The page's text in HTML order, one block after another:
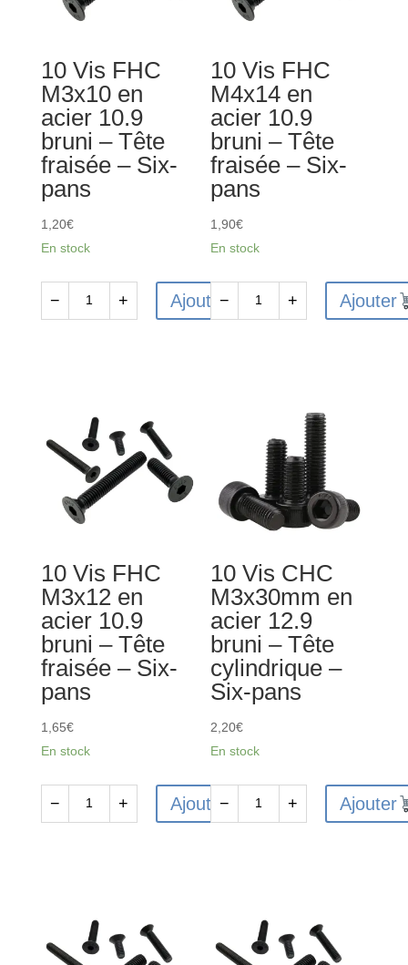
10 Vis FHC
M3x10 en
acier 10.9
bruni – Tête
fraisée – Six-
pans
1,20€
En stock
en
10.9
Tête
fraisée
-
Six-
pans
− + Ajouter
10 Vis FHC
M4x14 en
acier 10.9
bruni – Tête
fraisée – Six-
pans
1,90€
En stock
10.9
bruni
Tête
fraisée
-
Six-
pans
− + Ajouter
10 Vis FHC
M3x12 en
acier 10.9
bruni – Tête
fraisée – Six-
pans
1,65€
En stock
en
− + Ajouter
10 Vis CHC
M3x30mm en
acier 12.9
bruni – Tête
cylindrique –
Six-pans
2,20€
En stock
M3x30mm
en
− + Ajouter